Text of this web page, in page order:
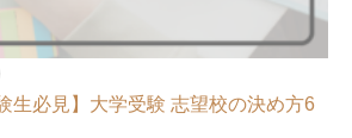
生必見】大学受験 志望校の決め方6